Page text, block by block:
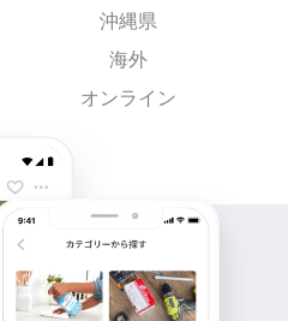
沖縄県
海外
オンライン